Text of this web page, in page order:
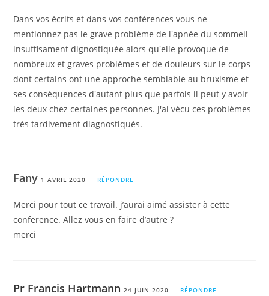
Dans vos écrits et dans vos conférences vous ne
mentionnez pas le grave problème de l'apnée du sommeil
insuffisament dignostiquée alors qu'elle provoque de
nombreux et graves problèmes et de douleurs sur le corps
dont certains ont une approche semblable au bruxisme et
ses conséquences d'autant plus que parfois il peut y avoir
les deux chez certaines personnes. J'ai vécu ces problèmes
trés tardivement diagnostiqués.
Fany 1 AVRIL 2020 RÉPONDRE
Merci pour tout ce travail. j’aurai aimé assister à cette
conference. Allez vous en faire d’autre ?
merci
Pr Francis Hartmann 24 JUIN 2020 RÉPONDRE